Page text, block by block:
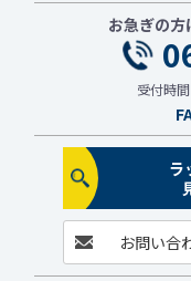
お急ぎの方
受付時
ラ
お問い合